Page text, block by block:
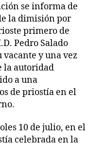
se informa de
la dimisión por
primero de
Pedro Salado
y una vez
la autoridad
a una
de priostía en el
10 de julio, en el
celebrada en la